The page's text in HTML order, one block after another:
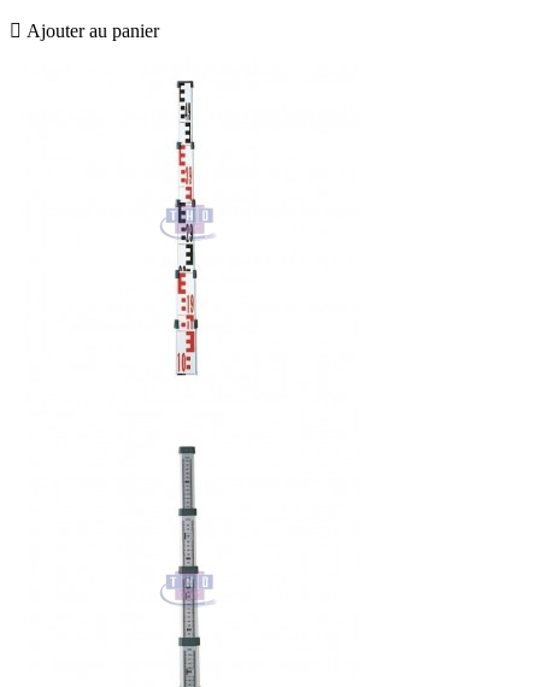
 Ajouter au panier